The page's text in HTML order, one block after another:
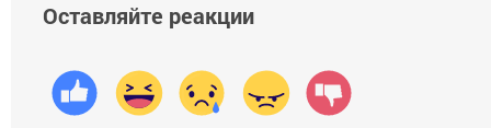
Оставляйте реакции